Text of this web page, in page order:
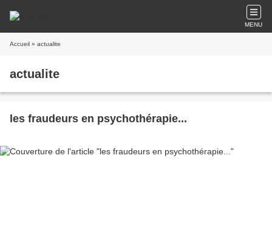
MENU
Accueil » actualite
actualite
les fraudeurs en psychothérapie...